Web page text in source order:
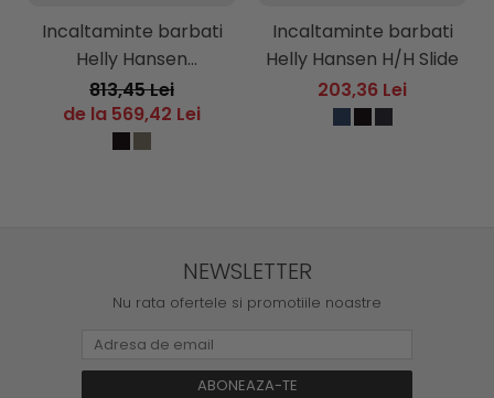
Incaltaminte barbati
Helly Hansen
Monashee ULLR HT
Waterproof Hiking
813,45 Lei
de la 569,42 Lei
Incaltaminte barbati
Helly Hansen H/H Slide
203,36 Lei
NEWSLETTER
Nu rata ofertele si promotiile noastre